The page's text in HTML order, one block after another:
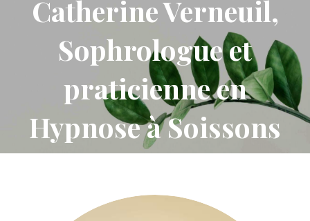
Catherine Verneuil,
Sophrologue et
praticienne en
Hypnose à Soissons